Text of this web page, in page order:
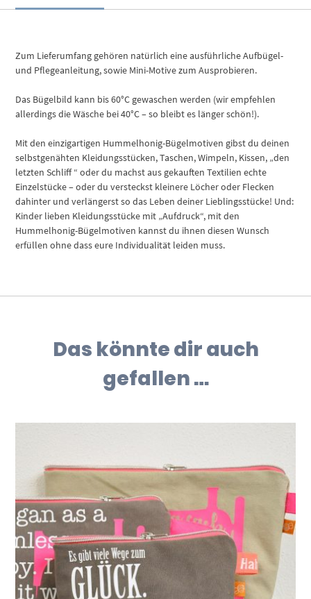
Zum Lieferumfang gehören natürlich eine ausführliche Aufbügel-
und Pflegeanleitung, sowie Mini-Motive zum Ausprobieren.
Das Bügelbild kann bis 60°C gewaschen werden (wir empfehlen
allerdings die Wäsche bei 40°C – so bleibt es länger schön!).
Mit den einzigartigen Hummelhonig-Bügelmotiven gibst du deinen
selbstgenähten Kleidungsstücken, Taschen, Wimpeln, Kissen, „den
letzten Schliff “ oder du machst aus gekauften Textilien echte
Einzelstücke – oder du versteckst kleinere Löcher oder Flecken
dahinter und verlängerst so das Leben deiner Lieblingsstücke! Und:
Kinder lieben Kleidungsstücke mit „Aufdruck“, mit den
Hummelhonig-Bügelmotiven kannst du ihnen diesen Wunsch
erfüllen ohne dass eure Individualität leiden muss.
Das könnte dir auch
gefallen …